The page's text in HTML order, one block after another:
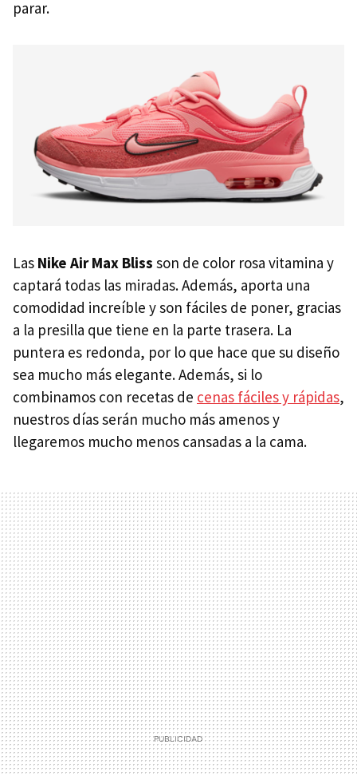
parar.
Las Nike Air Max Bliss son de color rosa vitamina y
captará todas las miradas. Además, aporta una
comodidad increíble y son fáciles de poner, gracias
a la presilla que tiene en la parte trasera. La
puntera es redonda, por lo que hace que su diseño
sea mucho más elegante. Además, si lo
combinamos con recetas de cenas fáciles y rápidas,
nuestros días serán mucho más amenos y
llegaremos mucho menos cansadas a la cama.